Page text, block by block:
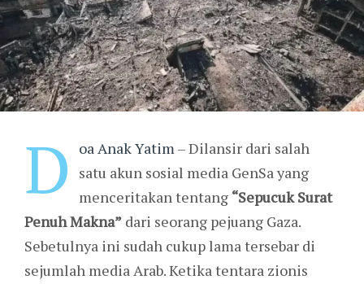
D oa Anak Yatim– Dilansir dari salah
satu akun sosial media GenSa yang
menceritakan tentang “Sepucuk Surat
Penuh Makna” dari seorang pejuang Gaza.
Sebetulnya ini sudah cukup lama tersebar di
sejumlah media Arab. Ketika tentara zionis